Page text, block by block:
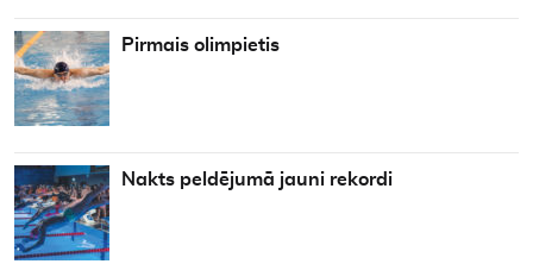
Pirmais olimpietis
Nakts peldējumā jauni rekordi